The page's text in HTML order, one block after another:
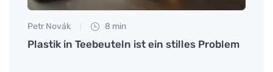
Petr Novák 8 min
Plastik in Teebeuteln ist ein stilles Problem